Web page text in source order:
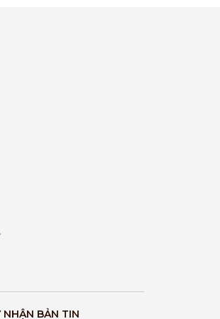
NHẬN BẢN TIN